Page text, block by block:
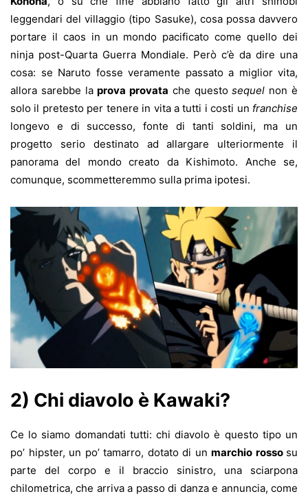
leggendari del villaggio (tipo Sasuke), cosa possa davvero
portare il caos in un mondo pacificato come quello dei
ninja post-Quarta Guerra Mondiale. Però c’è da dire una
cosa: se Naruto fosse veramente passato a miglior vita,
allora sarebbe laprova provata che questosequel non è
solo il pretesto per tenere in vita a tutti i costi un franchise
longevo e di successo, fonte di tanti soldini, ma un
progetto serio destinato ad allargare ulteriormente il
panorama del mondo creato da Kishimoto. Anche se,
comunque, scommetteremmo sulla prima ipotesi.
2) Chi diavolo è Kawaki?
Ce lo siamo domandati tutti: chi diavolo è questo tipo un
po’ hipster, un po’ tamarro, dotato di un marchio rosso su
parte del corpo e il braccio sinistro, una sciarpona
chilometrica, che arriva a passo di danza e annuncia, come